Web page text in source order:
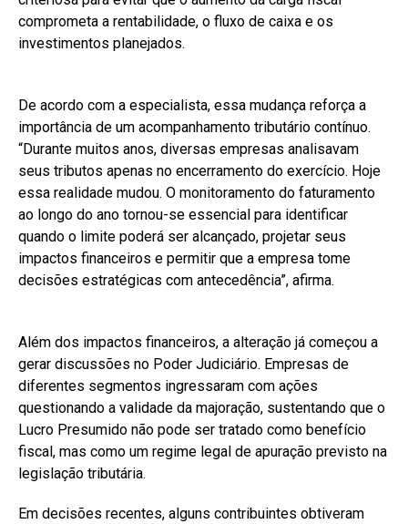
comprometa a rentabilidade, o fluxo de caixa e os
investimentos planejados.
De acordo com a especialista, essa mudança reforça a
importância de um acompanhamento tributário contínuo.
“Durante muitos anos, diversas empresas analisavam
seus tributos apenas no encerramento do exercício. Hoje
essa realidade mudou. O monitoramento do faturamento
ao longo do ano tornou-se essencial para identificar
quando o limite poderá ser alcançado, projetar seus
impactos financeiros e permitir que a empresa tome
decisões estratégicas com antecedência”, afirma.
Além dos impactos financeiros, a alteração já começou a
gerar discussões no Poder Judiciário. Empresas de
diferentes segmentos ingressaram com ações
questionando a validade da majoração, sustentando que o
Lucro Presumido não pode ser tratado como benefício
fiscal, mas como um regime legal de apuração previsto na
legislação tributária.
Em decisões recentes, alguns contribuintes obtiveram